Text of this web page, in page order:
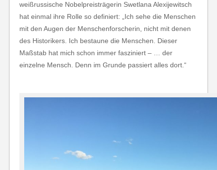
weißrussische Nobelpreisträgerin Swetlana Alexijewitsch
hat einmal ihre Rolle so definiert: „Ich sehe die Menschen
mit den Augen der Menschenforscherin, nicht mit denen
des Historikers. Ich bestaune die Menschen. Dieser
Maßstab hat mich schon immer fasziniert – … der
einzelne Mensch. Denn im Grunde passiert alles dort.“